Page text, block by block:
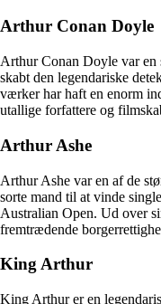
Arthur Conan Doyle
Arthur Conan Doyle var en
skabt den legendariske
værker har haft en enorm
utallige forfattere og
Arthur Ashe
Arthur Ashe var en af de
sorte mand til at vinde
Australian Open. Ud over
fremtrædende
King Arthur
King Arthur er en